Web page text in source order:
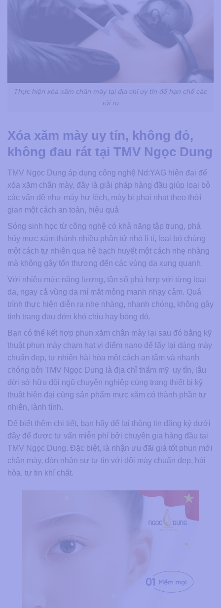
Thực hiện xóa xăm chân mày tại địa chỉ uy tín để hạn chế các
rủi ro
Xóa xăm mày uy tín, không đỏ,
không đau rát tại TMV Ngọc Dung
TMV Ngọc Dung áp dụng công nghệ Nd:YAG hiện đại để
xóa xăm chân mày, đây là giải pháp hàng đầu giúp loại bỏ
các vấn đề như mày hư lệch, mày bị phai nhạt theo thời
gian một cách an toàn, hiệu quả
Sóng sinh học từ công nghệ có khả năng tập trung, phá
hủy mực xăm thành nhiều phân tử nhỏ li ti, loại bỏ chúng
một cách tự nhiên qua hệ bạch huyết một cách nhẹ nhàng
mà không gây tổn thương đến các vùng da xung quanh.
Với nhiều mức năng lượng, tần số phù hợp với từng loại
da, ngay cả vùng da mí mắt mỏng manh nhạy cảm. Quá
trình thực hiện diễn ra nhẹ nhàng, nhanh chóng, không gây
tình trạng đau đớn khó chịu hay bỏng đỏ.
Bạn có thể kết hợp phun xăm chân mày lại sau đó bằng kỹ
thuật phun mày chạm hạt vi điểm nano để lấy lại dáng mày
chuẩn đẹp, tự nhiên hài hòa một cách an tâm và nhanh
chóng bởi TMV Ngọc Dung là địa chỉ thẩm mỹ uy tín, lâu
đời sở hữu đội ngũ chuyên nghiệp cùng trang thiết bị kỹ
thuật hiện đại cùng sản phẩm mực xăm có thành phần tự
nhiên, lành tính.
Để biết thêm chi tiết, bạn hãy để lại thông tin đăng ký dưới
đây để được tư vấn miễn phí bởi chuyên gia hàng đầu tại
TMV Ngọc Dung. Đặc biệt, là nhận ưu đãi giá tốt phun mới
chân mày, đón nhận sự tự tin với đôi mày chuẩn đẹp, hài
hòa, tự tin khí chất.